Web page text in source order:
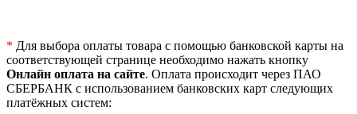
* Для выбора оплаты товара с помощью банковской карты на
соответствующей странице необходимо нажать кнопку
Онлайн оплата на сайте. Оплата происходит через ПАО
СБЕРБАНК с использованием банковских карт следующих
платёжных систем: